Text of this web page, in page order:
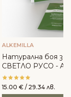
ALKEMILLA
Натурална боя
СВЕТЛО РУСО -
15.00 € / 29.34 лв.